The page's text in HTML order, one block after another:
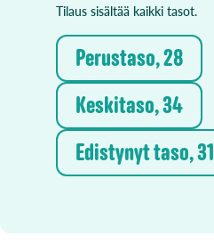
Tilaus sisältää kaikki tasot.
Perustaso, 28
Keskitaso, 34
Edistynyt taso, 31